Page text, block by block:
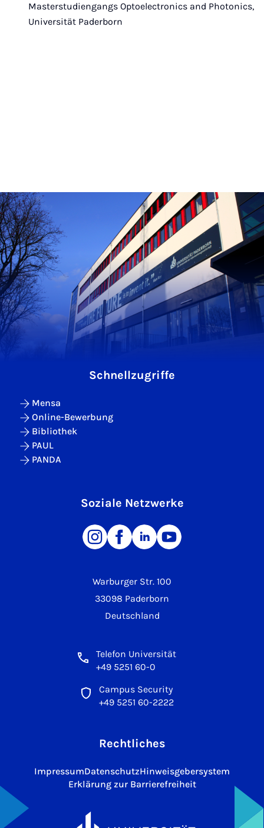
Masterstudiengangs Optoelectronics and Photonics,
Universität Paderborn
Warburger Str. 100
33098 Paderborn
Deutschland
Telefon Universität
+49 5251 60-0
Campus Security
+49 5251 60-2222
Schnellzugriffe
Mensa
Online-Bewerbung
Bibliothek
PAUL
PANDA
Soziale Netzwerke
Rechtliches
ImpressumDatenschutzHinweisgebersystem
Erklärung zur Barrierefreiheit